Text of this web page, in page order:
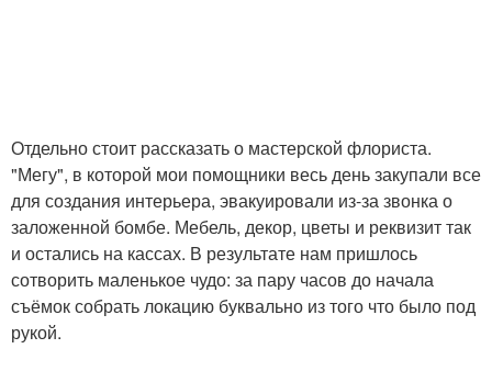
Отдельно стоит рассказать о мастерской флориста.
"Мегу", в которой мои помощники весь день закупали все
для создания интерьера, эвакуировали из-за звонка о
заложенной бомбе. Мебель, декор, цветы и реквизит так
и остались на кассах. В результате нам пришлось
сотворить маленькое чудо: за пару часов до начала
съёмок собрать локацию буквально из того что было под
рукой.